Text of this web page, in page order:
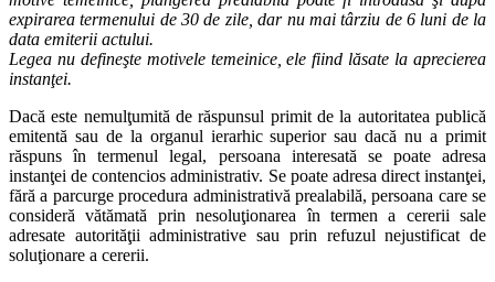
expirarea termenului de 30 de zile, dar nu mai târziu de 6 luni de la
data emiterii actului.
Legea nu defineşte motivele temeinice, ele fiind lăsate la aprecierea
instanţei.
Dacă este nemulţumită de răspunsul primit de la autoritatea publică
emitentă sau de la organul ierarhic superior sau dacă nu a primit
răspuns în termenul legal, persoana interesată se poate adresa
instanţei de contencios administrativ. Se poate adresa direct instanţei,
fără a parcurge procedura administrativă prealabilă, persoana care se
consideră vătămată prin nesoluţionarea în termen a cererii sale
adresate autorităţii administrative sau prin refuzul nejustificat de
soluţionare a cererii.